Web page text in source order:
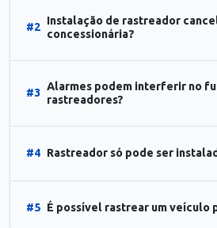
#2
Instalação de rastreador
concessionária?
#3
Alarmes podem interferir no
rastreadores?
#4 Rastreador só pode ser
#5 É possível rastrear um veículo